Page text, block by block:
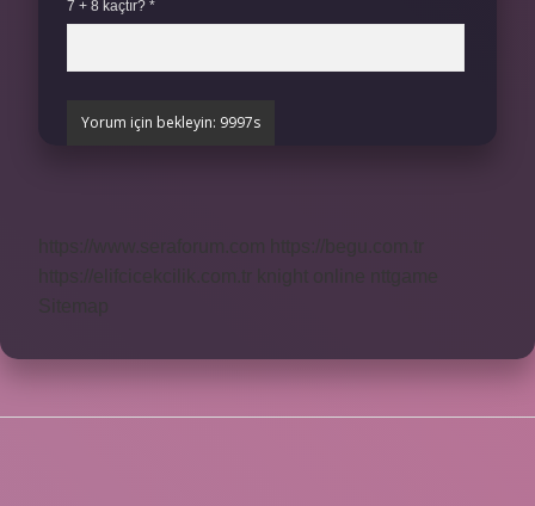
7 + 8 kaçtır? *